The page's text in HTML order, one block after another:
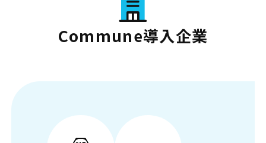
Commune導入企業